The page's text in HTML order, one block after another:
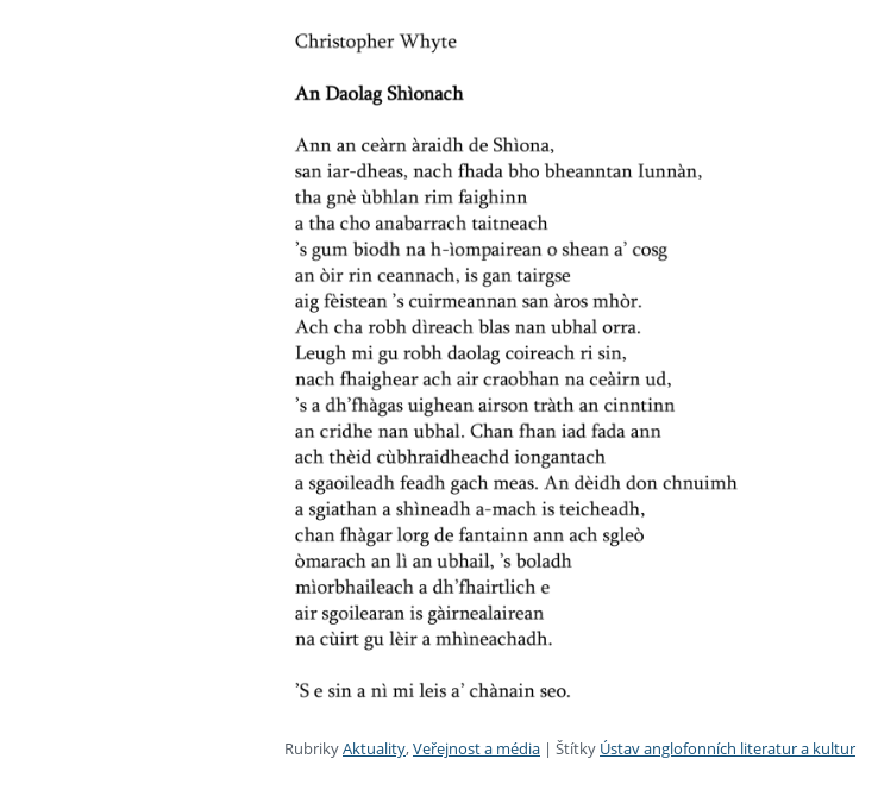
RubrikyAktuality,Veřejnost a média | Štítky Ústav anglofonních literatur a kultur